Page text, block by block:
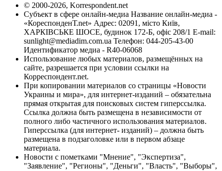
© 2000-2026, Korrespondent.net
Субъект в сфере онлайн-медиа Название онлайн-медиа -
«КореспонденТ.net» Адрес: 02091, місто Київ,
ХАРКІВСЬКЕ ШОСЕ, будинок 172-Б, офіс 208/1 E-mail:
sunlight@mediadim.com.ua Телефон: 044-205-43-00
Идентификатор медиа - R40-06068
Использование любых материалов, размещённых на
сайте, разрешается при условии ссылки на
Корреспондент.net.
При копировании материалов со страницы «Новости
Украины и мира», для интернет-изданий – обязательна
прямая открытая для поисковых систем гиперссылка.
Ссылка должна быть размещена в независимости от
полного либо частичного использования материалов.
Гиперссылка (для интернет- изданий) – должна быть
размещена в подзаголовке или в первом абзаце
материала.
Новости с пометками "Мнение", "Экспертиза",
"Заявление", "Регионы", "Деньги", "Власть", "Выборы",